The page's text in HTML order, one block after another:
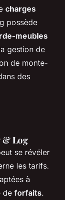
charges
possède
meubles
gestion de
de monte-
des
& Log
se révéler
les tarifs.
à
de forfaits.